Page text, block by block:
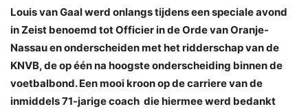
Louis van Gaal werd onlangs tijdens een speciale avond
in Zeist benoemd tot Officier in de Orde van Oranje-
Nassau en onderscheiden met het ridderschap van de
KNVB, de op één na hoogste onderscheiding binnen de
voetbalbond. Een mooi kroon op de carriere van de
inmiddels 71-jarige coach die hiermee werd bedankt